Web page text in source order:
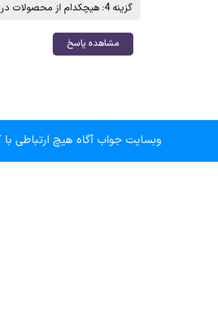
گزینه 4: هیچکدام از محصولات در این دوره فروش صادراتی نداشته است.
مشاهده پاسخ
وبسایت جواب آگاه هیچ ارتباطی با